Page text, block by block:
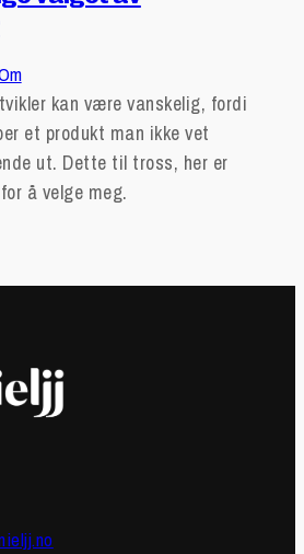
kan være vanskelig, fordi
et produkt man ikke vet
ut. Dette til tross, her er
å velge meg.